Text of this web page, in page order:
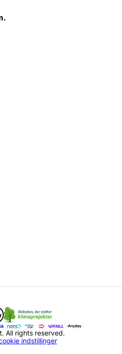
All rights reserved.
indstillinger